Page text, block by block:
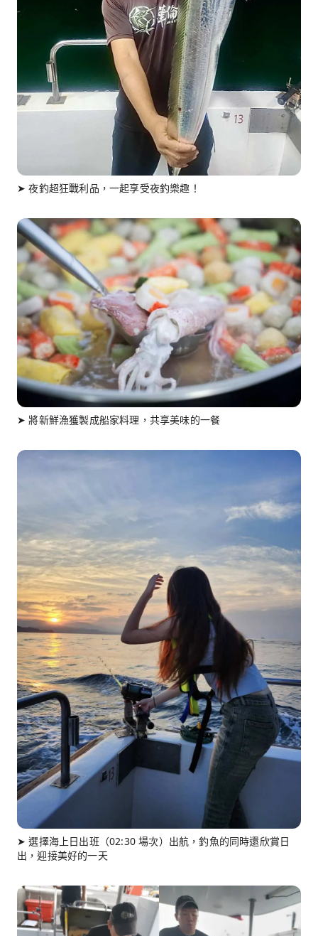
➤ 夜釣超狂戰利品，一起享受夜釣樂趣！
➤ 將新鮮漁獲製成船家料理，共享美味的一餐
➤ 選擇海上日出班（02:30 場次）出航，釣魚的同時還欣賞日
出，迎接美好的一天